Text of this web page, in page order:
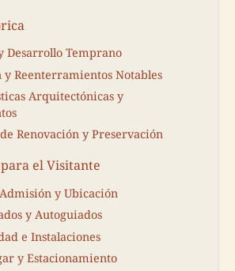
Desarrollo Temprano
y Reenterramientos Notables
Arquitectónicas y
Renovación y Preservación
el Visitante
y Ubicación
y Autoguiados
e Instalaciones
y Estacionamiento